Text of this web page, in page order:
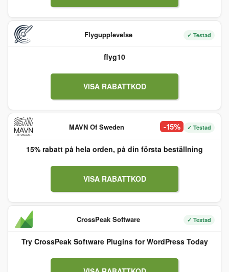
Flygupplevelse ✓ Testad
flyg10
VISA RABATTKOD
MAVN Of Sweden -15% ✓ Testad
15% rabatt på hela orden, på din första beställning
VISA RABATTKOD
CrossPeak Software ✓ Testad
Try CrossPeak Software Plugins for WordPress Today